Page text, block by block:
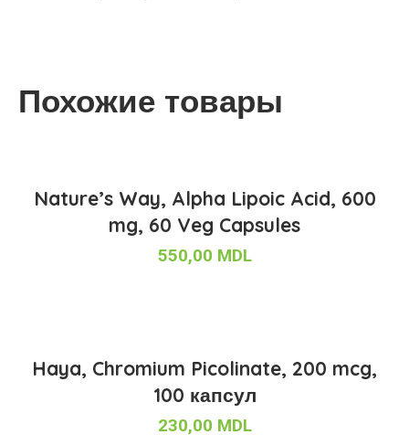
Похожие товары
Nature’s Way, Alpha Lipoic Acid, 600
mg, 60 Veg Capsules
550,00 MDL
Haya, Chromium Picolinate, 200 mcg,
100 капсул
230,00 MDL